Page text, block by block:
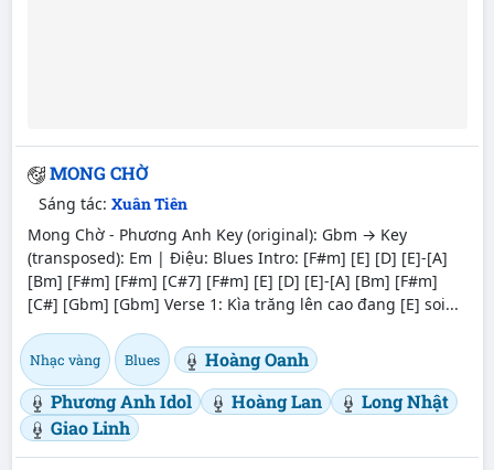
MONG CHỜ
Sáng tác: Xuân Tiên
Mong Chờ - Phương Anh Key (original): Gbm → Key
(transposed): Em | Điệu: Blues Intro: [F#m] [E] [D] [E]-[A]
[Bm] [F#m] [F#m] [C#7] [F#m] [E] [D] [E]-[A] [Bm] [F#m]
[C#] [Gbm] [Gbm] Verse 1: Kìa trăng lên cao đang [E] soi...
Nhạc vàng Blues
Hoàng Oanh
Phương Anh Idol
Hoàng Lan
Long Nhật
Giao Linh